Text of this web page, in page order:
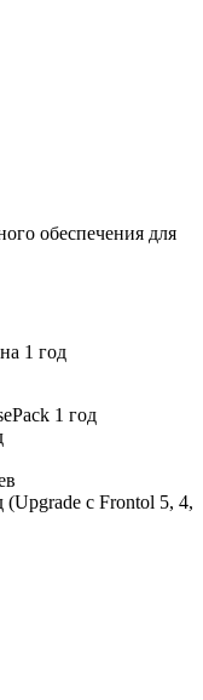
обеспечения для
1 год
1 год
с Frontol 5, 4,